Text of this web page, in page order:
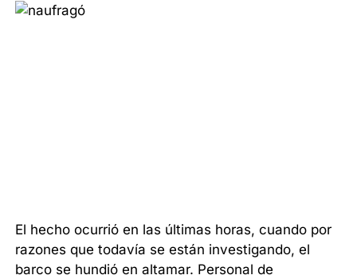
El hecho ocurrió en las últimas horas, cuando por
razones que todavía se están investigando, el
barco se hundió en altamar. Personal de